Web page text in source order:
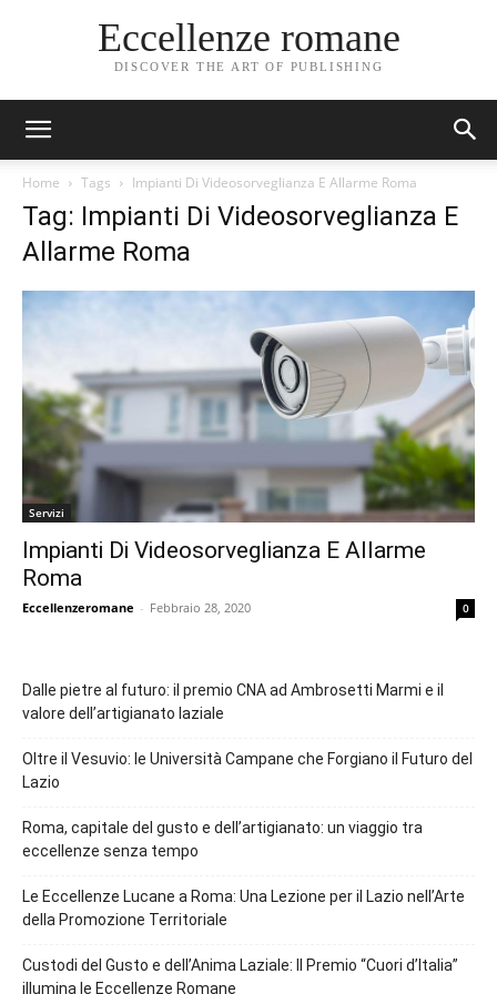
Eccellenze romane
DISCOVER THE ART OF PUBLISHING
Home Tags Impianti Di Videosorveglianza E Allarme Roma
Tag: Impianti Di Videosorveglianza E
Allarme Roma
Servizi
Impianti Di Videosorveglianza E Allarme
Roma
Eccellenzeromane - Febbraio 28, 2020 0
Dalle pietre al futuro: il premio CNA ad Ambrosetti Marmi e il
valore dell’artigianato laziale
Oltre il Vesuvio: le Università Campane che Forgiano il Futuro del
Lazio
Roma, capitale del gusto e dell’artigianato: un viaggio tra
eccellenze senza tempo
Le Eccellenze Lucane a Roma: Una Lezione per il Lazio nell’Arte
della Promozione Territoriale
Custodi del Gusto e dell’Anima Laziale: Il Premio “Cuori d’Italia”
illumina le Eccellenze Romane